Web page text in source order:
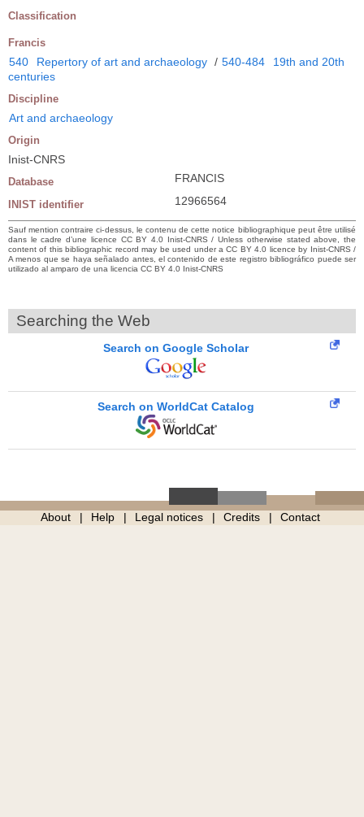
Classification
Francis
540 Repertory of art and archaeology / 540-484
19th and 20th
centuries
Discipline
Art and archaeology
Origin
Inist-CNRS
Database FRANCIS
INIST identifier 12966564
Sauf mention contraire ci-dessus, le contenu de cette notice bibliographique peut être utilisé
dans le cadre d’une licence CC BY 4.0 Inist-CNRS / Unless otherwise stated above, the
content of this bibliographic record may be used under a CC BY 4.0 licence by Inist-CNRS /
A menos que se haya señalado antes, el contenido de este registro bibliográfico puede ser
utilizado al amparo de una licencia CC BY 4.0 Inist-CNRS
Searching the Web
Search on Google Scholar
Search on WorldCat Catalog
About Help Legal notices Credits Contact